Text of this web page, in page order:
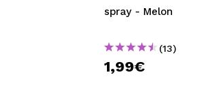
spray - Melon
(13)
1,99€